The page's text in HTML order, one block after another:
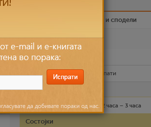
Биди вистински пријател и сподели
Омилен
Испечати го рецептот
Рецептот е прочитан пати
Средно 4 лица 2 часа – 3 часа
Состојки